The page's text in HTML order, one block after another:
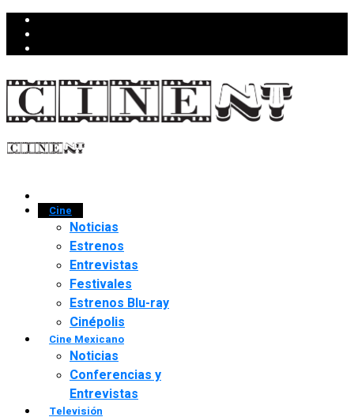
Cine
Noticias
Estrenos
Entrevistas
Festivales
Estrenos Blu-ray
Cinépolis
Cine Mexicano
Noticias
Conferencias y
Entrevistas
Televisión